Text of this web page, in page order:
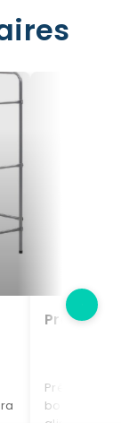
Présentoirs
boites à